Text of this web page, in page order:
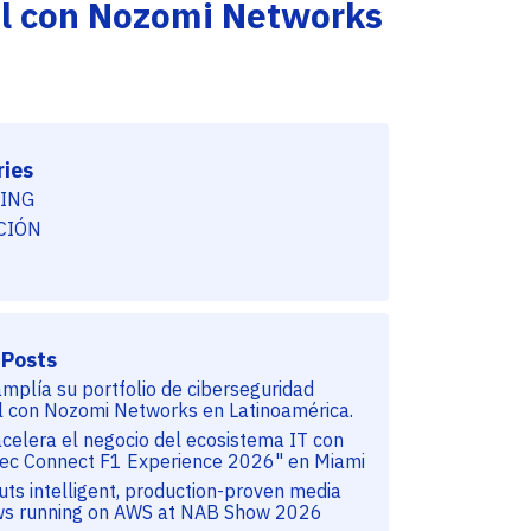
Professional Services
SABER MÁS
Eventos
SABER MÁS
Nozomi Networks
su portfolio de ciberseguridad
con Nozomi Networks en Latinoamérica.
el negocio del ecosistema IT con
Connect F1 Experience 2026" en Miami
intelligent, production-proven media
running on AWS at NAB Show 2026